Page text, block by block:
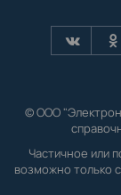
© ООО
Частичное или
возможно только